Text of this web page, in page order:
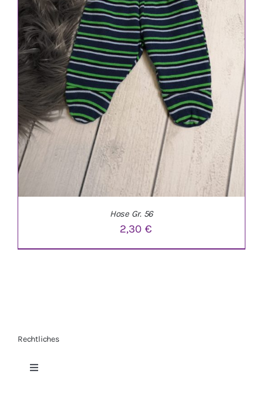
Hose Gr. 56
2,30€
Rechtliches
Toggle